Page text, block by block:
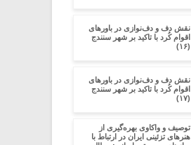
نقش دف و دف‌نوازی در باورهای
اقوام کُرد با تاکید بر شهر سنندج
(۱۶)
نقش دف و دف‌نوازی در باورهای
اقوام کُرد با تاکید بر شهر سنندج
(۱۷)
توصیف و واکاوی بهره‌گیری از
هنرهای تزئینی ایران در ارتباط با